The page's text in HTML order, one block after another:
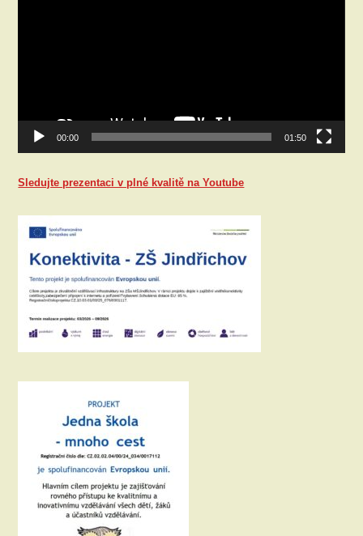
00:00 01:50
Sledujte prezentaci v plné kvalitě na Youtube